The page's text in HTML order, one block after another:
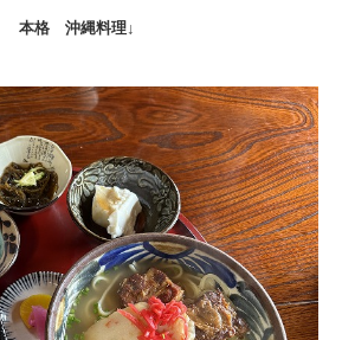
本格 沖縄料理↓